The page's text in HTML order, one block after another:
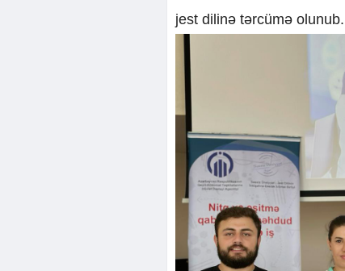
jest dilinə tərcümə olunub.